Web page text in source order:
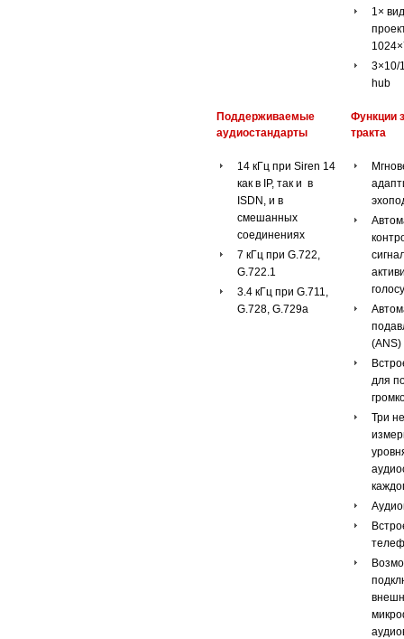
1×
3×10/
hub
Поддерживаемые
аудиостандарты
14 кГц при Siren 14
как в IP, так и в
ISDN, и в
смешанных
соединениях
7 кГц при G.722,
G.722.1
3.4 кГц при G.711,
G.728, G.729a
Функции
тракта
голосу
(ANS)
для
Три